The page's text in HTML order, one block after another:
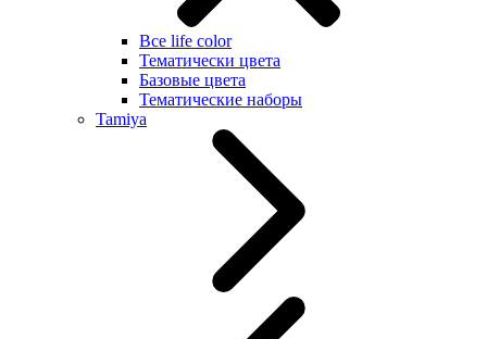
Все life color
Тематически цвета
Базовые цвета
Тематические наборы
Tamiya